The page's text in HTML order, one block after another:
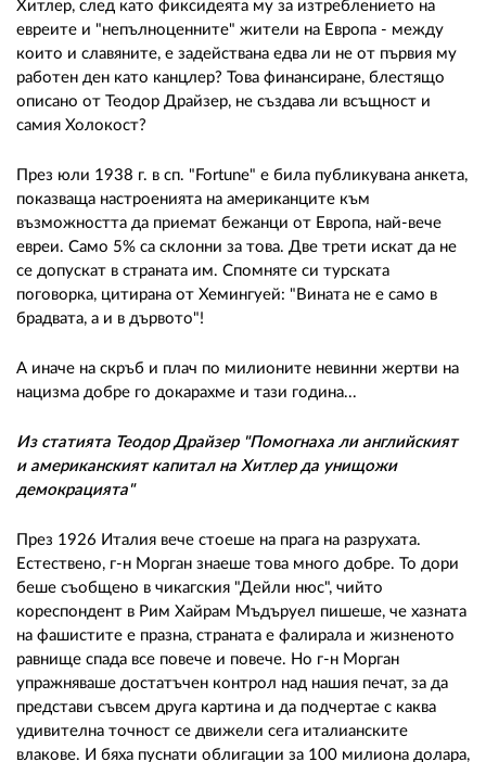
Хитлер, след като фиксидеята му за изтреблението на
евреите и "непълноценните" жители на Европа - между
които и славяните, е задействана едва ли не от първия му
работен ден като канцлер? Това финансиране, блестящо
описано от Теодор Драйзер, не създава ли всъщност и
самия Холокост?
През юли 1938 г. в сп. "Fortune" е била публикувана анкета,
показваща настроенията на американците към
възможността да приемат бежанци от Европа, най-вече
евреи. Само 5% са склонни за това. Две трети искат да не
се допускат в страната им. Спомняте си турската
поговорка, цитирана от Хемингуей: "Вината не е само в
брадвата, а и в дървото"!
А иначе на скръб и плач по милионите невинни жертви на
нацизма добре го докарахме и тази година...
Из статията Теодор Драйзер "Помогнаха ли английският
и американският капитал на Хитлер да унищожи
демокрацията"
През 1926 Италия вече стоеше на прага на разрухата.
Естествено, г-н Морган знаеше това много добре. То дори
беше съобщено в чикагския "Дейли нюс", чийто
кореспондент в Рим Хайрам Мъдъруел пишеше, че хазната
на фашистите е празна, страната е фалирала и жизненото
равнище спада все повече и повече. Но г-н Морган
упражняваше достатъчен контрол над нашия печат, за да
представи съвсем друга картина и да подчертае с каква
удивителна точност се движели сега италианските
влакове. И бяха пуснати облигации за 100 милиона долара,